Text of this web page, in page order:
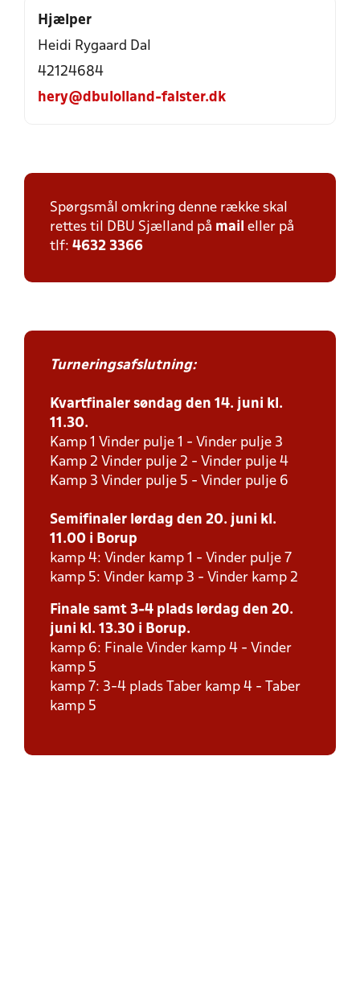
Hjælper
Heidi Rygaard Dal
42124684
hery@dbulolland-falster.dk
Spørgsmål omkring denne række skal
rettes til DBU Sjælland på mail eller på
tlf: 4632 3366
Turneringsafslutning:
Kvartfinaler søndag den 14. juni kl.
11.30.
Kamp 1 Vinder pulje 1 - Vinder pulje 3
Kamp 2 Vinder pulje 2 - Vinder pulje 4
Kamp 3 Vinder pulje 5 - Vinder pulje 6
Semifinaler lørdag den 20. juni kl.
11.00 i Borup
kamp 4: Vinder kamp 1 - Vinder pulje 7
kamp 5: Vinder kamp 3 - Vinder kamp 2
Finale samt 3-4 plads lørdag den 20.
juni kl. 13.30 i Borup.
kamp 6: Finale Vinder kamp 4 - Vinder
kamp 5
kamp 7: 3-4 plads Taber kamp 4 - Taber
kamp 5